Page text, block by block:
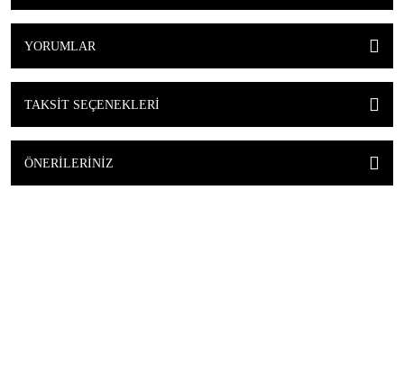
YORUMLAR
TAKSIT SEÇENEKLERI
ÖNERILERINIZ